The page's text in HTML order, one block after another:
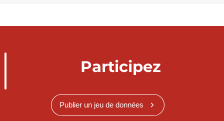
Participez
Publier un jeu de données